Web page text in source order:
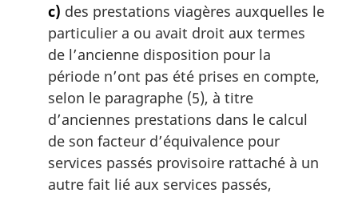
c) des prestations viagères auxquelles le
particulier a ou avait droit aux termes
de l’ancienne disposition pour la
période n’ont pas été prises en compte,
selon le paragraphe (5), à titre
d’anciennes prestations dans le calcul
de son facteur d’équivalence pour
services passés provisoire rattaché à un
autre fait lié aux services passés,